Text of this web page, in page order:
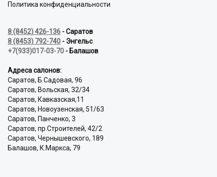
Политика конфиденциальности
8 (8452) 426-136 - Саратов
8 (8453) 792-740 - Энгельс
+7(933)017-03-70 - Балашов
Адреса салонов:
Саратов, Б.Садовая, 96
Саратов, Вольская, 32/34
Саратов, Кавказская,11
Саратов, Новоузенская, 51/63
Саратов, Панченко, 3
Саратов, пр.Строителей, 42/2
Саратов, Чернышевского, 189
Балашов, К.Маркса, 79